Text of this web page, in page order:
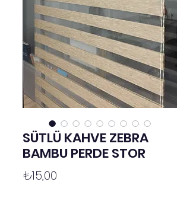
SÜTLÜ KAHVE ZEBRA
BAMBU PERDE STOR
₺15,00